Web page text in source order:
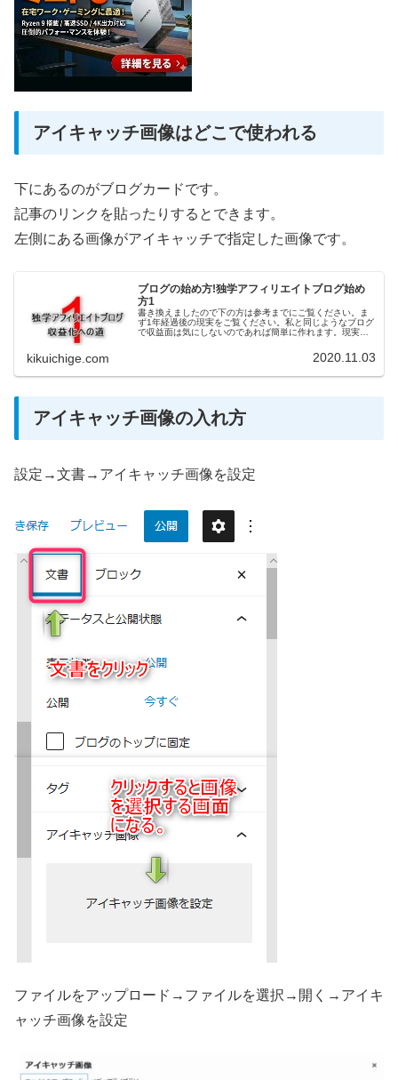
アイキャッチ画像はどこで使われる
下にあるのがブログカードです。
記事のリンクを貼ったりするとできます。
左側にある画像がアイキャッチで指定した画像です。
ブログの始め方!独学アフィリエイトブログ始め
方1
書き換えましたので下の方は参考までにご覧ください。ま
ず1年経過後の現実をご覧ください。私と同じようなブログ
で収益面は気にしないのであれば簡単に作れます。現実は2
kikuichige.com 2020.11.03
アイキャッチ画像の入れ方
設定→文書→アイキャッチ画像を設定
ファイルをアップロード→ファイルを選択→開く→アイキ
ャッチ画像を設定